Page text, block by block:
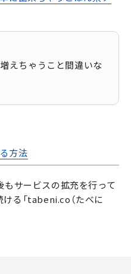
えちゃうこと間違いな
方法
もサービスの拡充を行って
る「tabeni.co（たべに